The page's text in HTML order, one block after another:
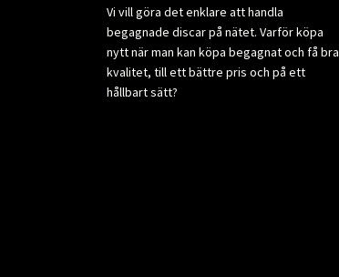
Vi vill göra det enklare att handla
begagnade discar på nätet. Varför köpa
nytt när man kan köpa begagnat och få bra
kvalitet, till ett bättre pris och på ett
hållbart sätt?